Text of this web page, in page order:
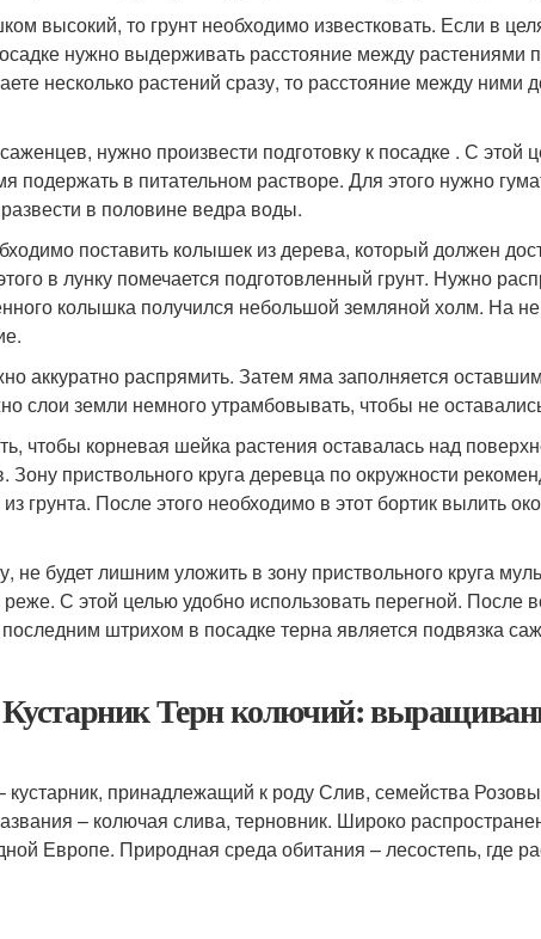
высокий, то грунт необходимо известковать. Если в
нужно выдерживать расстояние между растениями
несколько растений сразу, то расстояние между
нужно произвести подготовку к посадке . С этой
подержать в питательном растворе. Для этого нужно
в половине ведра воды.
поставить колышек из дерева, который должен
в лунку помечается подготовленный грунт. Нужно
колышка получился небольшой земляной холм. На
аккуратно распрямить. Затем яма заполняется
слои земли немного утрамбовывать, чтобы не
чтобы корневая шейка растения оставалась над
Зону приствольного круга деревца по окружности
грунта. После этого необходимо в этот бортик вылить
не будет лишним уложить в зону приствольного круга
С этой целью удобно использовать перегной. После
штрихом в посадке терна является подвязка
Кустарник Терн колючий:
принадлежащий к роду Слив, семейства
– колючая слива, терновник. Широко
Европе. Природная среда обитания – лесостепь, где